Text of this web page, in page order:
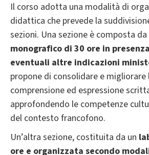
Il corso adotta una modalità di
didattica che prevede la
sezioni. Una sezione è composta da
monografico di 30 ore in
eventuali altre indicazioni
propone di consolidare e
comprensione ed espressione
approfondendo le competenze
del contesto francofono.
Un’altra sezione, costituita da un
ore e organizzata secondo